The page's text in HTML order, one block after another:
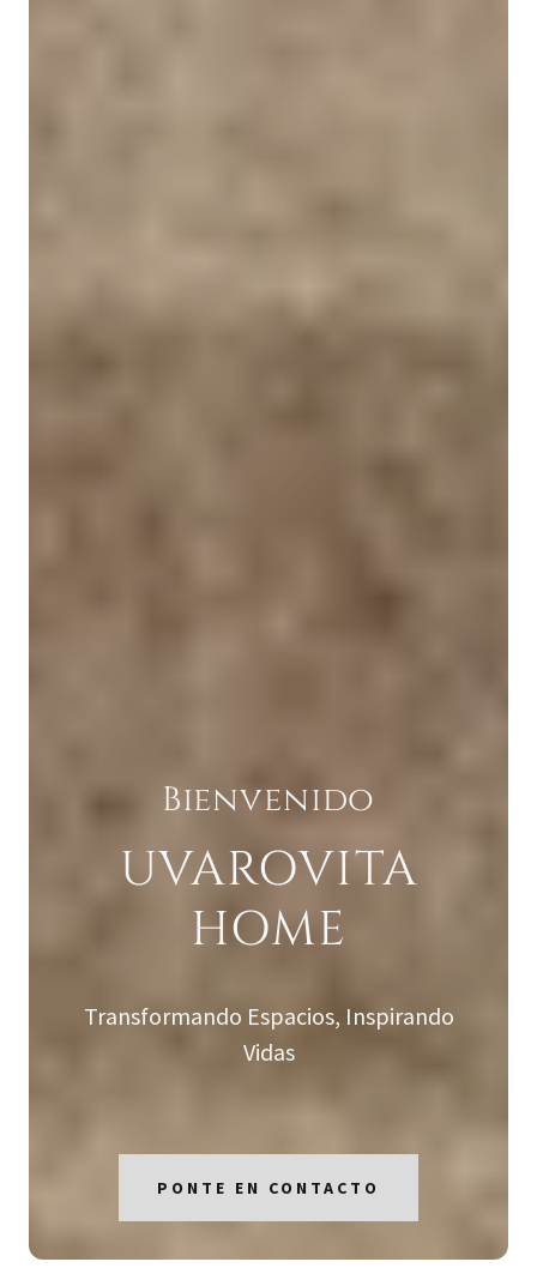
Bienvenido
UVAROVITA
HOME
Transformando Espacios, Inspirando
Vidas
PONTE EN CONTACTO